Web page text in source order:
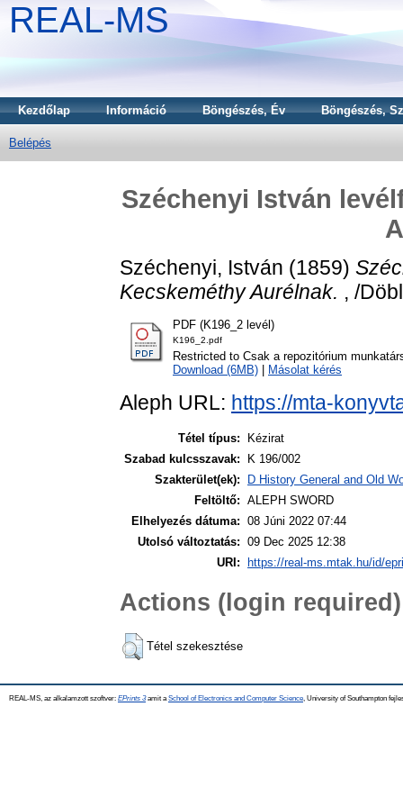
REAL-MS
Kezdőlap Információ Böngészés, Év Böngészés,
Belépés
Széchenyi István
Széchenyi, István (1859)
Kecskeméthy Aurélnak. , /
PDF (K196_2 levél)
K196_2.pdf
Restricted to Csak a repozitórium
Download (6MB)
Másolat kérés
Aleph URL: https://mta-
Tétel típus:
Kézirat
Szabad kulcsszavak:
K 196/002
Szakterület(ek):
D History General and Old
Feltöltő: ALEPH SWORD
Elhelyezés dátuma: 08 Júni 2022 07:44
Utolsó változtatás: 09 Dec 2025 12:38
URI:
https://real-ms.mtak.hu/id/
Actions (login required)
Tétel szekesztése
REAL-MS, az alkalamzott szoftver: EPrints 3amit a School of Electronics and Computer Science , University of Southampton